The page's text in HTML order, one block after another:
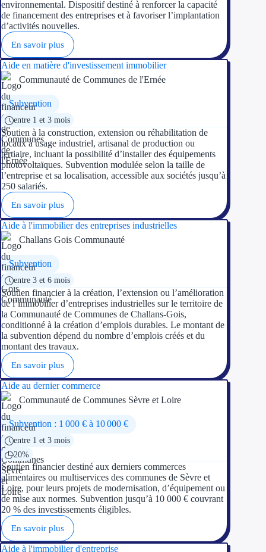
Aides Région
Aides Région
Couvertures
Aides Nationales
Aides Européennes
Ressources
FAQ
environnemental. Dispositif destiné à renforcer la capacité
de financement des entreprises et à favoriser l’implantation
d’activités nouvelles.
En savoir plus
Aide en matière d'investissement immobilier
Communauté de Communes de l'Ernée
Subvention
entre 1 et 3 mois
Soutien à la construction, extension ou réhabilitation de
locaux à usage industriel, artisanal de production ou
tertiaire, incluant la possibilité d’installer des équipements
photovoltaïques. Subvention modulée selon la taille de
l’entreprise et sa localisation, accessible aux sociétés jusqu’à
250 salariés.
En savoir plus
Aide à l'immobilier des entreprises industrielles
Challans Gois Communauté
Subvention
entre 3 et 6 mois
Soutien financier à la création, l’extension ou l’amélioration
de l’immobilier d’entreprises industrielles sur le territoire de
la Communauté de Communes de Challans-Gois,
conditionné à la création d’emplois durables. Le montant de
la subvention dépend du nombre d’emplois créés et du
montant des travaux.
En savoir plus
Aide au dernier commerce
Communauté de Communes Sèvre et Loire
Subvention : 1 000 € à 10 000 €
entre 1 et 3 mois
20%
Soutien financier destiné aux derniers commerces
alimentaires ou multiservices des communes de Sèvre et
Loire, pour leurs projets de modernisation, d’équipement ou
de mise aux normes. Subvention jusqu’à 10 000 € couvrant
20 % des investissements éligibles.
En savoir plus
Aide à l'immobilier d'entreprise